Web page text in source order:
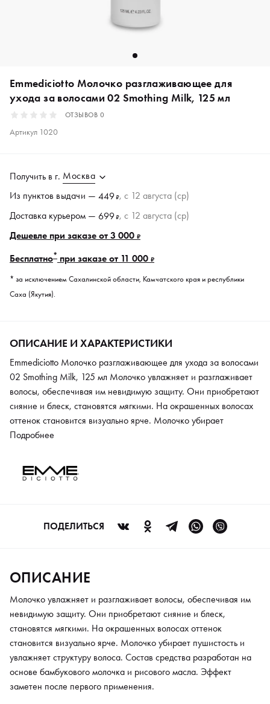
Emmediciotto Молочко разглаживающее для
ухода за волосами 02 Smothing Milk, 125 мл
ОТЗЫВОВ 0
Артикул 1020
Получить в г. Москва
Из пунктов выдачи — 449₽, c 12 августа (ср)
Доставка курьером — 699₽, c 12 августа (ср)
Дешевле при заказе от 3 000 ₽
Бесплатно* при заказе от 11 000 ₽
* за исключением Сахалинской области, Камчатского края и республики
Саха (Якутия).
ОПИСАНИЕ И ХАРАКТЕРИСТИКИ
Emmediciotto Молочко разглаживающее для ухода за волосами
02 Smothing Milk, 125 мл Молочко увлажняет и разглаживает
волосы, обеспечивая им невидимую защиту. Они приобретают
сияние и блеск, становятся мягкими. На окрашенных волосах
оттенок становится визуально ярче. Молочко убирает
пушистость и увлажняет структуру волоса. Состав средства
Эффект заметен после первого применения.
Подробнее
ПОДЕЛИТЬСЯ
ОПИСАНИЕ
Молочко увлажняет и разглаживает волосы, обеспечивая им
невидимую защиту. Они приобретают сияние и блеск,
становятся мягкими. На окрашенных волосах оттенок
становится визуально ярче. Молочко убирает пушистость и
увлажняет структуру волоса. Состав средства разработан на
основе бамбукового молочка и рисового масла. Эффект
заметен после первого применения.